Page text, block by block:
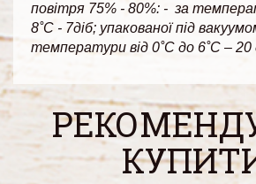
повітря 75% - 80%: - за
8˚С - 7діб; упакованої під
температури від 0˚С до 6˚С – 20